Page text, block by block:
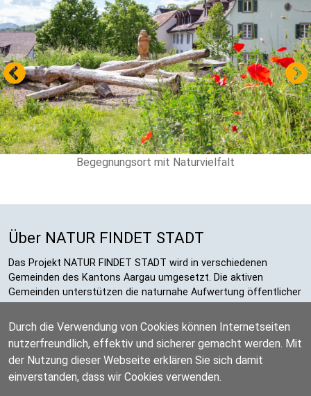
Begegnungsort mit Naturvielfalt
Über NATUR FINDET STADT
Das Projekt NATUR FINDET STADT wird in verschiedenen
Gemeinden des Kantons Aargau umgesetzt. Die aktiven
Gemeinden unterstützen die naturnahe Aufwertung öffentlicher
Datenschutzerklärung
Durch die Verwendung von Cookies können Internetseiten
nutzerfreundlich, effektiv und sicherer gemacht werden. Mit
der Nutzung dieser Webseite erklären Sie sich damit
einverstanden, dass wir Cookies verwenden.